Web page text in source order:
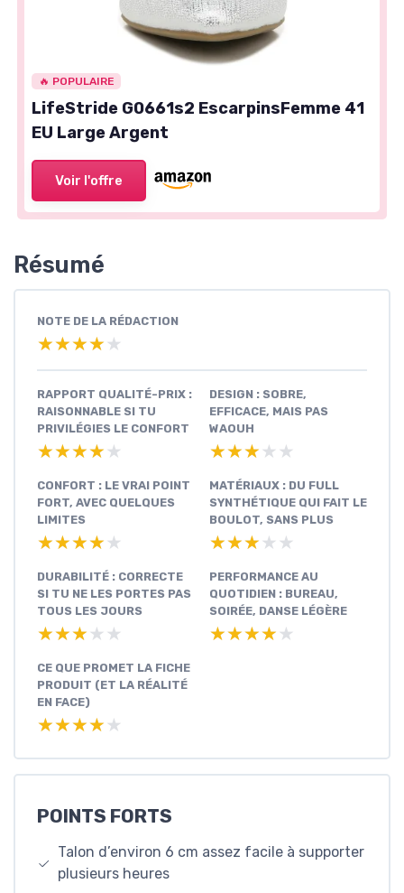
🔥 POPULAIRE
LifeStride G0661s2 EscarpinsFemme 41
EU Large Argent
Voir l'offre
Résumé
NOTE DE LA RÉDACTION
★★★★★
★★★★★
RAPPORT QUALITÉ-PRIX :
RAISONNABLE SI TU
PRIVILÉGIES LE CONFORT
★★★★★
★★★★★
DESIGN : SOBRE,
EFFICACE, MAIS PAS
WAOUH
★★★★★
★★★★★
CONFORT : LE VRAI POINT
FORT, AVEC QUELQUES
LIMITES
★★★★★
★★★★★
MATÉRIAUX : DU FULL
SYNTHÉTIQUE QUI FAIT LE
BOULOT, SANS PLUS
★★★★★
★★★★★
DURABILITÉ : CORRECTE
SI TU NE LES PORTES PAS
TOUS LES JOURS
★★★★★
★★★★★
PERFORMANCE AU
QUOTIDIEN : BUREAU,
SOIRÉE, DANSE LÉGÈRE
★★★★★
★★★★★
CE QUE PROMET LA FICHE
PRODUIT (ET LA RÉALITÉ
EN FACE)
★★★★★
★★★★★
POINTS FORTS
Talon d’environ 6 cm assez facile à supporter
plusieurs heures